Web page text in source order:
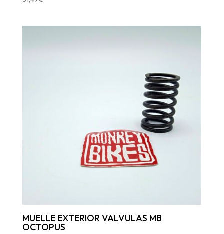
MUELLE EXTERIOR VALVULAS MB
OCTOPUS